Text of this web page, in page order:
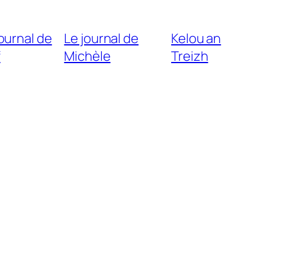
de
Le journal de
Michèle
Kelou an
Treizh